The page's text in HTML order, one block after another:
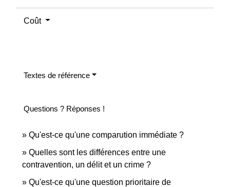
Coût
Textes de référence
Questions ? Réponses !
Qu'est-ce qu'une comparution immédiate ?
Quelles sont les différences entre une
contravention, un délit et un crime ?
Qu'est-ce qu'une question prioritaire de